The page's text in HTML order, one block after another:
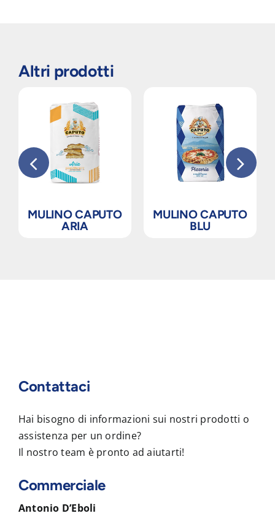
Altri prodotti
MULINO CAPUTO
ARIA
MULINO CAPUTO
BLU
Contattaci
Hai bisogno di informazioni sui nostri prodotti o
assistenza per un ordine?
Il nostro team è pronto ad aiutarti!
Commerciale
Antonio D’Eboli